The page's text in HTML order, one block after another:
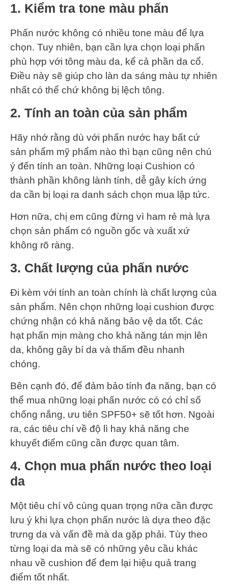
1. Kiểm tra tone màu phấn
Phấn nước không có nhiều tone màu để lựa
chọn. Tuy nhiên, bạn cần lựa chọn loại phấn
phù hợp với tông màu da, kể cả phần da cổ.
Điều này sẽ giúp cho làn da sáng màu tự nhiên
nhất có thể chứ không bị lệch tông.
2. Tính an toàn của sản phẩm
Hãy nhớ rằng dù với phấn nước hay bất cứ
sản phẩm mỹ phẩm nào thì bạn cũng nên chú
ý đến tính an toàn. Những loại Cushion có
thành phần không lành tính, dễ gây kích ứng
da cần bị loại ra danh sách chọn mua lập tức.
Hơn nữa, chị em cũng đừng vì ham rẻ mà lựa
chọn sản phẩm có nguồn gốc và xuất xứ
không rõ ràng.
3. Chất lượng của phấn nước
Đi kèm với tính an toàn chính là chất lượng của
sản phẩm. Nên chọn những loại cushion được
chứng nhận có khả năng bảo vệ da tốt. Các
hạt phấn mịn màng cho khả năng tán mịn lên
da, không gây bí da và thấm đều nhanh
chóng.
Bên cạnh đó, để đảm bảo tính đa năng, bạn có
thể mua những loại phấn nước có có chỉ số
chống nắng, ưu tiên SPF50+ sẽ tốt hơn. Ngoài
ra, các tiêu chí về độ lì hay khả năng che
khuyết điểm cũng cần được quan tâm.
4. Chọn mua phấn nước theo loại
da
Một tiêu chí vô cùng quan trọng nữa cần được
lưu ý khi lựa chọn phấn nước là dựa theo đặc
trưng da và vấn đề mà da gặp phải. Tùy theo
từng loại da mà sẽ có những yêu cầu khác
nhau về cushion để đem lại hiệu quả trang
điểm tốt nhất.